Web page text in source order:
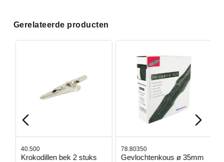
Gerelateerde producten
40.500
Krokodillen bek 2 stuks
78.80350
Gevlochtenkous ø 35mm